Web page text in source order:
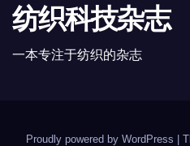
纺织科技杂志
一本专注于纺织的杂志
Proudly powered by WordPress |